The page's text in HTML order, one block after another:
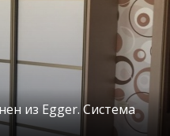
из Egger. Система